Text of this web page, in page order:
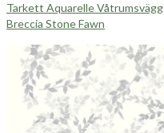
Tarkett Aquarelle Våtrumsvägg
Breccia Stone Fawn